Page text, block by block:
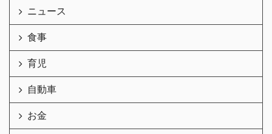
ニュース
食事
育児
自動車
お金